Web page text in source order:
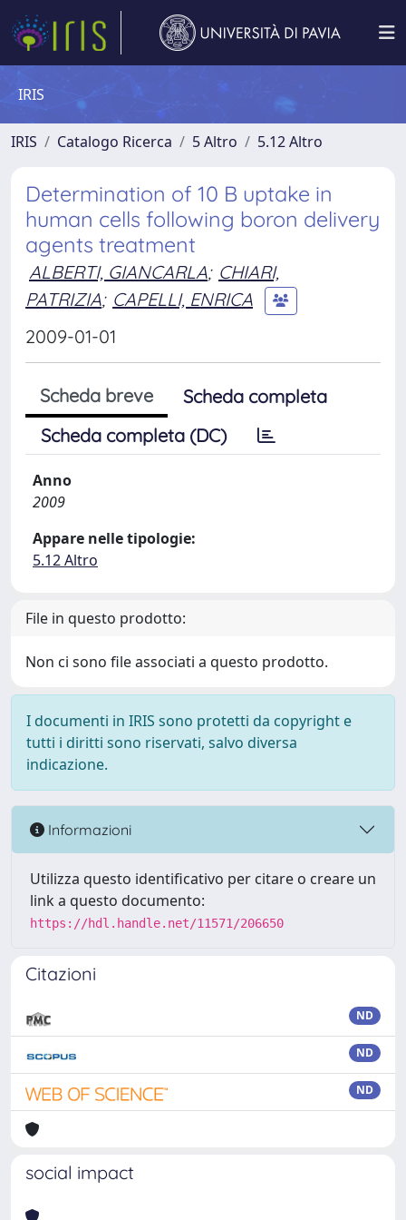
IRIS
IRIS Catalogo Ricerca 5 Altro 5.12 Altro
Determination of 10 B uptake in
human cells following boron delivery
agents treatment
ALBERTI, GIANCARLA; CHIARI,
PATRIZIA; CAPELLI, ENRICA
2009-01-01
Scheda breve
Scheda completa
Scheda completa (DC)
Anno
2009
Appare nelle tipologie:
5.12 Altro
File in questo prodotto:
Non ci sono file associati a questo prodotto.
I documenti in IRIS sono protetti da copyright e
tutti i diritti sono riservati, salvo diversa
indicazione.
Informazioni
Utilizza questo identificativo per citare o creare un
link a questo documento:
https://hdl.handle.net/11571/206650
Citazioni
ND
ND
ND
social impact